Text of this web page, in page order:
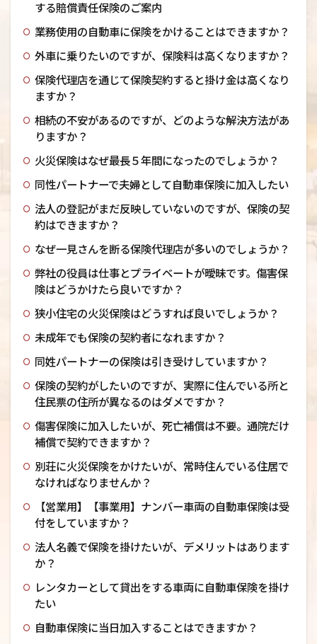
する賠償責任保険のご案内
業務使用の自動車に保険をかけることはできますか？
外車に乗りたいのですが、保険料は高くなりますか？
保険代理店を通じて保険契約すると掛け金は高くなり
ますか？
相続の不安があるのですが、どのような解決方法があ
りますか？
火災保険はなぜ最長５年間になったのでしょうか？
同性パートナーで夫婦として自動車保険に加入したい
法人の登記がまだ反映していないのですが、保険の契
約はできますか？
なぜ一見さんを断る保険代理店が多いのでしょうか？
弊社の役員は仕事とプライベートが曖昧です。傷害保
険はどうかけたら良いですか？
狭小住宅の火災保険はどうすれば良いでしょうか？
未成年でも保険の契約者になれますか？
同姓パートナーの保険は引き受けしていますか？
保険の契約がしたいのですが、実際に住んでいる所と
住民票の住所が異なるのはダメですか？
傷害保険に加入したいが、死亡補償は不要。通院だけ
補償で契約できますか？
別荘に火災保険をかけたいが、常時住んでいる住居で
なければなりませんか？
【営業用】【事業用】ナンバー車両の自動車保険は受
付をしていますか？
法人名義で保険を掛けたいが、デメリットはあります
か？
レンタカーとして貸出をする車両に自動車保険を掛け
たい
自動車保険に当日加入することはできますか？